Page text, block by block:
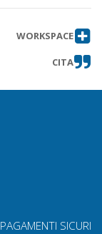
WORKSPACE
CITA
PAGAMENTI SICURI